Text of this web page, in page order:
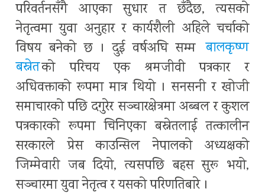
परिवर्तनसँगै आएका सुधार त छँदैछ, त्यसको
नेतृत्वमा युवा अनुहार र कार्यशैली अहिले चर्चाको
विषय बनेको छ । दुई वर्षअघि सम्म बालकृष्ण
बस्नेतको परिचय एक श्रमजीवी पत्रकार र
अधिवक्ताको रूपमा मात्र थियो । सनसनी र खोजी
समाचारको पछि दगुरेर सञ्चारक्षेत्रमा अब्बल र कुशल
पत्रकारको रूपमा चिनिएका बस्नेतलाई तत्कालीन
सरकारले प्रेस काउन्सिल नेपालको अध्यक्षको
जिम्मेवारी जब दियो, त्यसपछि बहस सुरू भयो,
सञ्चारमा युवा नेतृत्व र यसको परिणतिबारे ।